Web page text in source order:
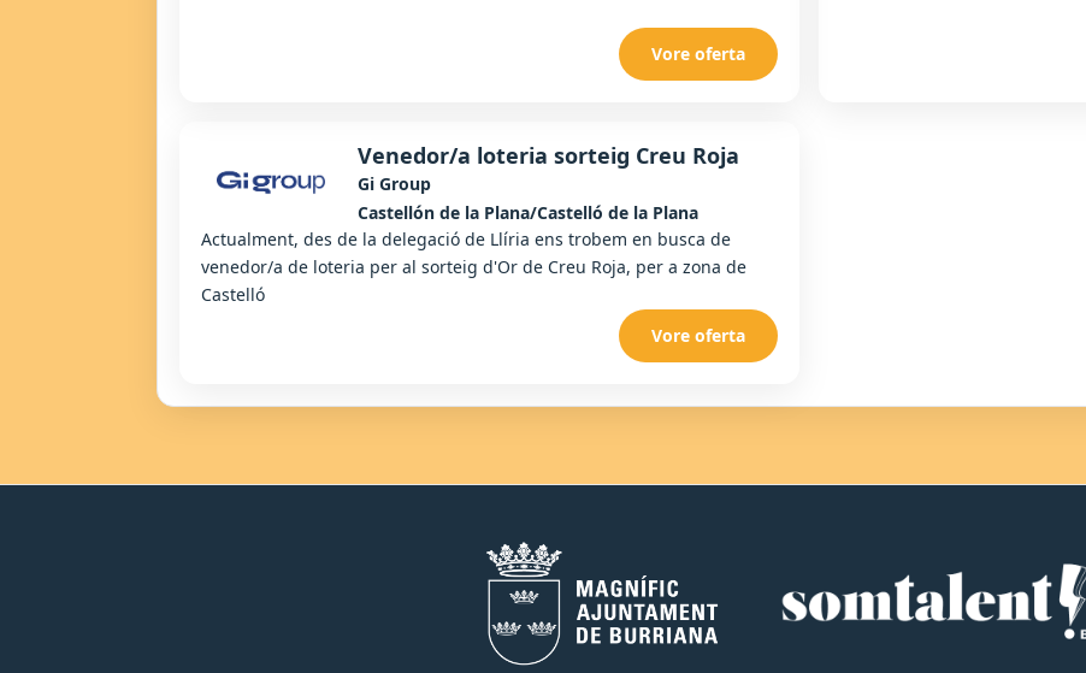
Vore oferta
Venedor/a loteria sorteig Creu Roja
Gi Group
Castellón de la Plana/Castelló de la Plana
Actualment, des de la delegació de Llíria ens trobem en busca de
venedor/a de loteria per al sorteig d'Or de Creu Roja, per a zona de
Castelló
Vore oferta